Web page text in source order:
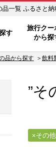
広島県尾道市【
す
旅行クー
から探
品から探す 飲料
”そ
その